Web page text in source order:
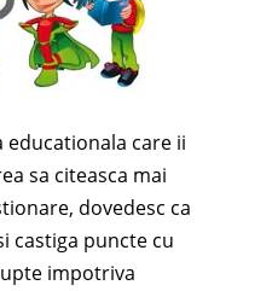
care ii
sa citeasca mai
dovedesc ca
castiga puncte cu
impotriva